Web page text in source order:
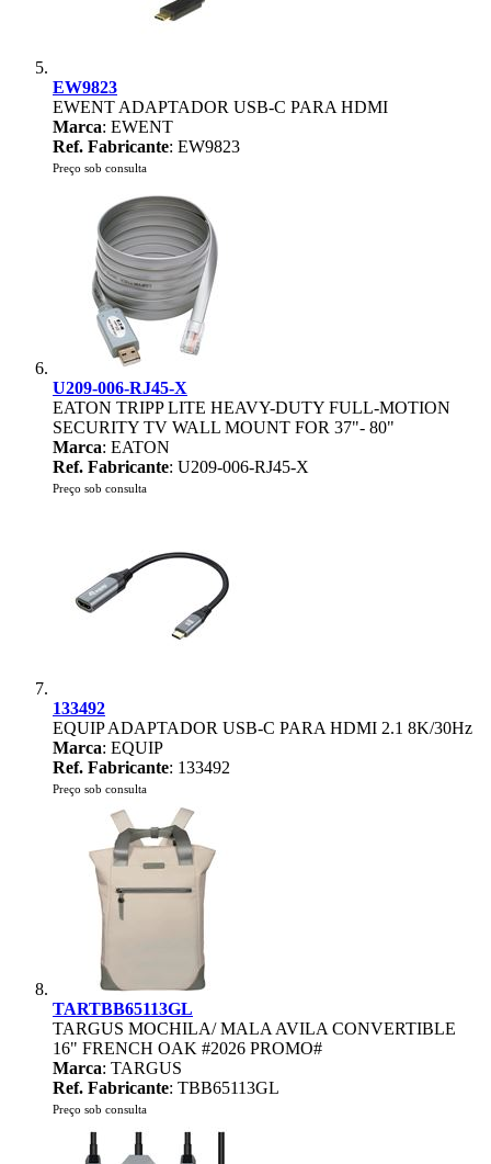
EW9823
EWENT ADAPTADOR USB-C PARA HDMI
Marca: EWENT
Ref. Fabricante: EW9823
Preço sob consulta
U209-006-RJ45-X
EATON TRIPP LITE HEAVY-DUTY FULL-MOTION
SECURITY TV WALL MOUNT FOR 37"- 80"
Marca: EATON
Ref. Fabricante: U209-006-RJ45-X
Preço sob consulta
133492
EQUIP ADAPTADOR USB-C PARA HDMI 2.1 8K/30Hz
Marca: EQUIP
Ref. Fabricante: 133492
Preço sob consulta
TARTBB65113GL
TARGUS MOCHILA/ MALA AVILA CONVERTIBLE
16" FRENCH OAK #2026 PROMO#
Marca: TARGUS
Ref. Fabricante: TBB65113GL
Preço sob consulta